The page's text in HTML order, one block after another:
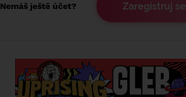
Nemáš ještě účet? Zaregistruj se